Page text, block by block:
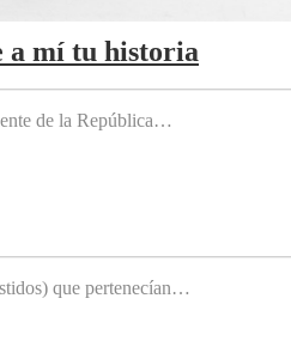
a mí tu historia
de la República…
que pertenecían…